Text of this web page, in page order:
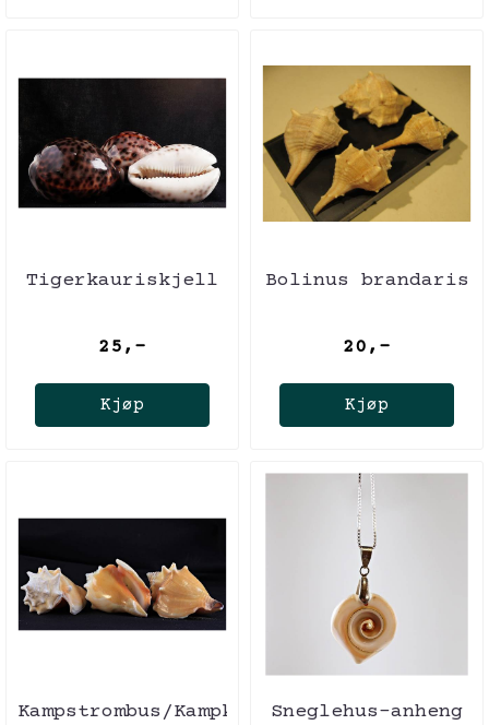
Tigerkauriskjell
25,-
Kjøp
Bolinus brandaris
20,-
Kjøp
Kampstrombus/KampkonkylieSneglehus-anheng